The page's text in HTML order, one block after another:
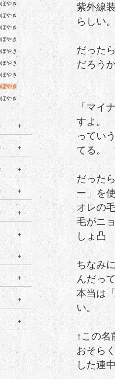
やき
やき
やき
やき
やき
やき
やき
やき
やき
紫外線
らしい
だった
だろう
「マイ
すよ。
ってい
てる。
だった
ー」を
オレの
毛がニ
しょ凸
ちなみ
んだっ
本当は
い。
↑この名
おそら
した連